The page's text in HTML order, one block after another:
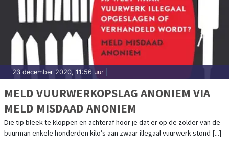
23 december 2020, 11:56 uur
MELD VUURWERKOPSLAG ANONIEM VIA
MELD MISDAAD ANONIEM
Die tip bleek te kloppen en achteraf hoor je dat er op de zolder van de
buurman enkele honderden kilo’s aan zwaar illegaal vuurwerk stond [...]